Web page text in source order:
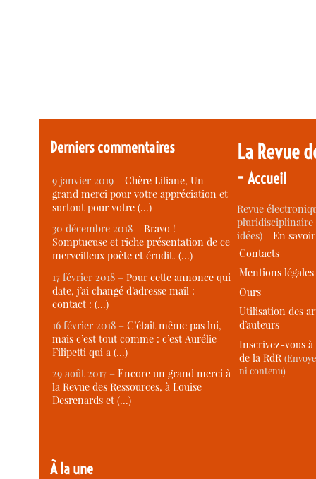
Derniers commentaires
9 janvier 2019 –Chère Liliane, Un
grand merci pour votre appréciation et
surtout pour votre (…)
30 décembre 2018 –Bravo !
Somptueuse et riche présentation de ce
merveilleux poète et érudit. (…)
17 février 2018 –Pour cette annonce qui
date, j’ai changé d’adresse mail :
contact : (…)
16 février 2018 –C’était même pas lui,
mais c’est tout comme : c’est Aurélie
Filipetti qui a (…)
29 août 2017 –Encore un grand merci à
la Revue des Ressources, à Louise
Desrenards et (…)
À la une
La Revue
-Accueil
Revue
idées) -En
Contacts
Mentions légales
Ours
Utilisation des
d’auteurs
Inscrivez-vous
de la RdR
ni contenu)